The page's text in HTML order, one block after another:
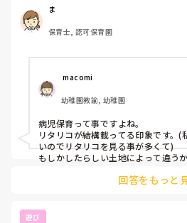
今は保育園勤務ですが、
本当は小児科で保育士として
働きたいです。
しかし、地方なのかそのような求人
ほぼなく、ホームページなどもチェ
していますが見つかりません😭
もともと、看護師を目指していたの
もちろん医療的なことができないの
わかっていますが💦
ま
保育士, 認可保育園
macomi
幼稚園教諭, 幼稚園
病児保育って事ですよね。
リタリコが結構載ってる印象です。(
いのでリタリコを見る事が多くて)
もしかしたらしい土地によって違う
回答をもっと
遊び